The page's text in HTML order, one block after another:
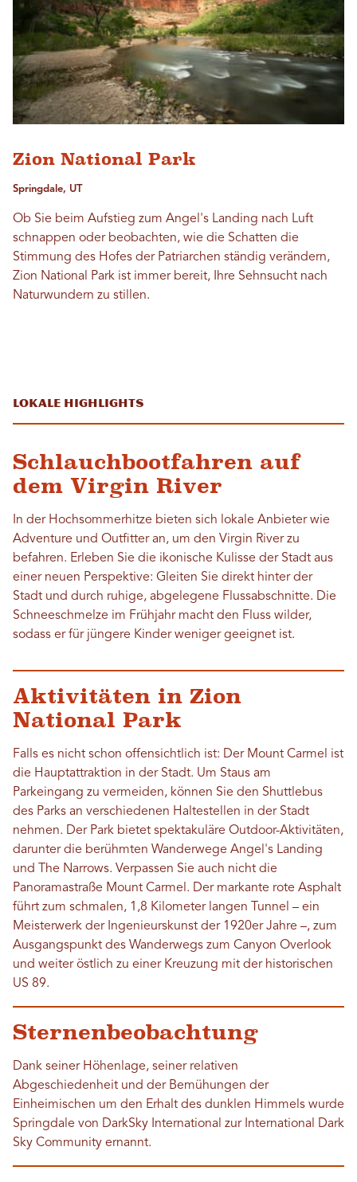
Zion National Park
Springdale, UT
Ob Sie beim Aufstieg zum Angel's Landing nach Luft
schnappen oder beobachten, wie die Schatten die
Stimmung des Hofes der Patriarchen ständig verändern,
Zion National Park ist immer bereit, Ihre Sehnsucht nach
Naturwundern zu stillen.
Lokale Highlights
Schlauchbootfahren auf
dem Virgin River
In der Hochsommerhitze bieten sich lokale Anbieter wie
Adventure und Outfitter an, um den Virgin River zu
befahren. Erleben Sie die ikonische Kulisse der Stadt aus
einer neuen Perspektive: Gleiten Sie direkt hinter der
Stadt und durch ruhige, abgelegene Flussabschnitte. Die
Schneeschmelze im Frühjahr macht den Fluss wilder,
sodass er für jüngere Kinder weniger geeignet ist.
Aktivitäten in Zion
National Park
Falls es nicht schon offensichtlich ist: Der Mount Carmel ist
die Hauptattraktion in der Stadt. Um Staus am
Parkeingang zu vermeiden, können Sie den Shuttlebus
des Parks an verschiedenen Haltestellen in der Stadt
nehmen. Der Park bietet spektakuläre Outdoor-Aktivitäten,
darunter die berühmten Wanderwege Angel's Landing
und The Narrows. Verpassen Sie auch nicht die
Panoramastraße Mount Carmel. Der markante rote Asphalt
führt zum schmalen, 1,8 Kilometer langen Tunnel – ein
Meisterwerk der Ingenieurskunst der 1920er Jahre –, zum
Ausgangspunkt des Wanderwegs zum Canyon Overlook
und weiter östlich zu einer Kreuzung mit der historischen
US 89.
Sternenbeobachtung
Dank seiner Höhenlage, seiner relativen
Abgeschiedenheit und der Bemühungen der
Einheimischen um den Erhalt des dunklen Himmels wurde
Springdale von DarkSky International zur International Dark
Sky Community ernannt.